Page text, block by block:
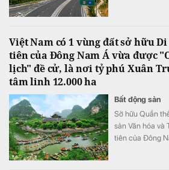
Việt Nam có 1 vùng đất sở hữu
tiên của Đông Nam Á vừa được
lịch" đề cử, là nơi tỷ phú Xuân
tâm linh 12.000 ha
Bất động sản
Sở hữu Quần
sản Văn hóa và
tiên của Đông